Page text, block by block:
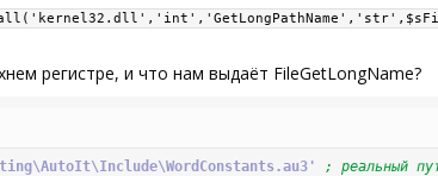
регистре, и что нам выдаёт FileGetLongName?
; реальный